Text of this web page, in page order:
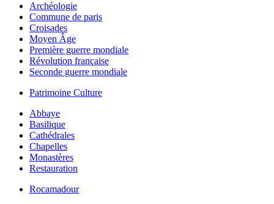
Archéologie
Commune de paris
Croisades
Moyen Âge
Première guerre mondiale
Révolution française
Seconde guerre mondiale
Patrimoine Culture
Abbaye
Basilique
Cathédrales
Chapelles
Monastères
Restauration
Rocamadour